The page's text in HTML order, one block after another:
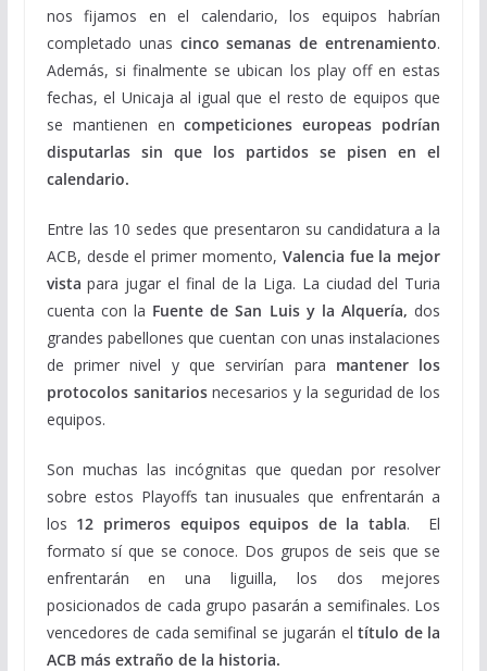
nos fijamos en el calendario, los equipos habrían
completado unas cinco semanas de entrenamiento.
Además, si finalmente se ubican los play off en estas
fechas, el Unicaja al igual que el resto de equipos que
se mantienen encompeticiones europeas podrían
disputarlas sin que los partidos se pisen en el
calendario.
Entre las 10 sedes que presentaron su candidatura a la
ACB, desde el primer momento, Valencia fue la mejor
vista para jugar el final de la Liga. La ciudad del Turia
cuenta con la Fuente de San Luis y la Alquería, dos
grandes pabellones que cuentan con unas instalaciones
de primer nivel y que servirían para mantener los
protocolos sanitariosnecesarios y la seguridad de los
equipos.
Son muchas las incógnitas que quedan por resolver
sobre estos Playoffs tan inusuales que enfrentarán a
los 12 primeros equipos equipos de la tabla.
El
formato sí que se conoce. Dos grupos de seis que se
enfrentarán en una liguilla, los dos mejores
posicionados de cada grupo pasarán a semifinales. Los
vencedores de cada semifinal se jugarán eltítulo de la
ACB más extraño de la historia.